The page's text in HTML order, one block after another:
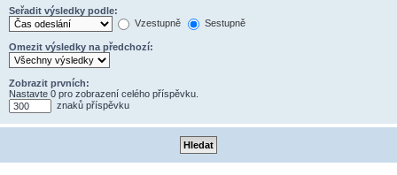
Seřadit výsledky podle:
Vzestupně
Sestupně
Omezit výsledky na předchozí:
Zobrazit prvních:
Nastavte 0 pro zobrazení celého příspěvku.
znaků příspěvku